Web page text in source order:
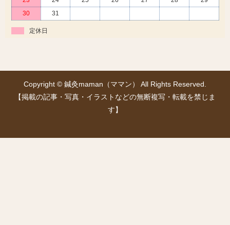
30
31
定休日
Copyright © 鍼灸maman（ママン） All Rights Reserved.
【掲載の記事・写真・イラストなどの無断複写・転載を禁じま
す】